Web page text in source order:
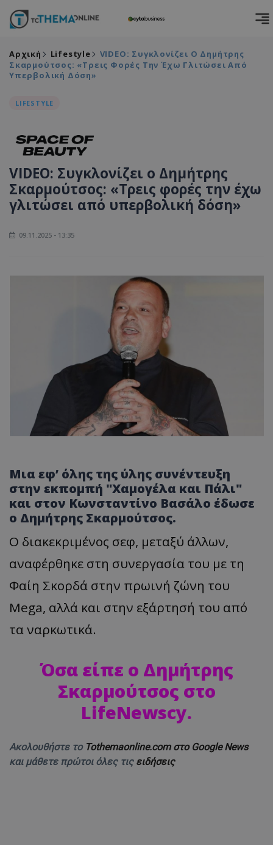
Αρχική Lifestyle
VIDEO: Συγκλονίζει Ο Δημήτρης
Σκαρμούτσος: «Τρεις Φορές Την Έχω Γλιτώσει Από
Υπερβολική Δόση»
LIFESTYLE
VIDEO: Συγκλονίζει ο Δημήτρης
Σκαρμούτσος: «Τρεις φορές την έχω
γλιτώσει από υπερβολική δόση»
09.11.2025 - 13:35
Μια εφ’ όλης της ύλης συνέντευξη
στην εκπομπή "Χαμογέλα και Πάλι"
και στον Κωνσταντίνο Βασάλο έδωσε
ο Δημήτρης Σκαρμούτσος.
Ο διακεκριμένος σεφ, μεταξύ άλλων,
αναφέρθηκε στη συνεργασία του με τη
Φαίη Σκορδά στην πρωινή ζώνη του
Mega, αλλά και στην εξάρτησή του από
τα ναρκωτικά.
Όσα είπε ο Δημήτρης
Σκαρμούτσος στο
LifeNewscy.
Ακολουθήστε το Tothemaonline.com στο Google News
και μάθετε πρώτοι όλες τις ειδήσεις